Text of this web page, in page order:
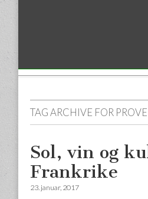
TAG ARCHIVE FOR
Sol, vin og
Frankrike
23. januar, 2017